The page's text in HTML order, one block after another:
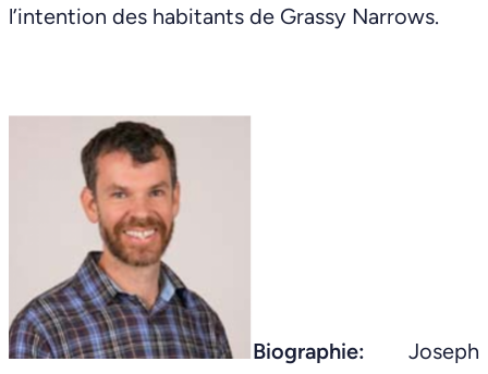
l’intention des habitants de Grassy Narrows.
Biographie: Joseph